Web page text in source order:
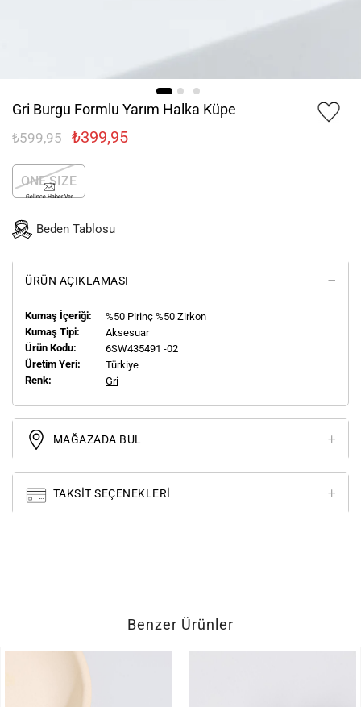
Gri Burgu Formlu Yarım Halka Küpe
₺599,95 ₺399,95
ONE SIZE
Gelince Haber Ver
Beden Tablosu
ÜRÜN AÇIKLAMASI
Kumaş İçeriği:
%50 Pirinç %50 Zirkon
Kumaş Tipi:
Aksesuar
Ürün Kodu:
6SW435491 -02
Üretim Yeri:
Türkiye
Renk:
Gri
MAĞAZADA BUL
TAKSIT SEÇENEKLERI
Benzer Ürünler